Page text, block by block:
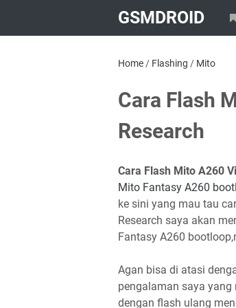
GSMDROID
Home / Flashing / Mito
Cara Flash
Research
Cara Flash Mito A260
Mito Fantasy A260
ke sini yang mau tau
Research saya akan
Fantasy A260
Agan bisa di atasi
pengalaman saya
dengan flash ulang